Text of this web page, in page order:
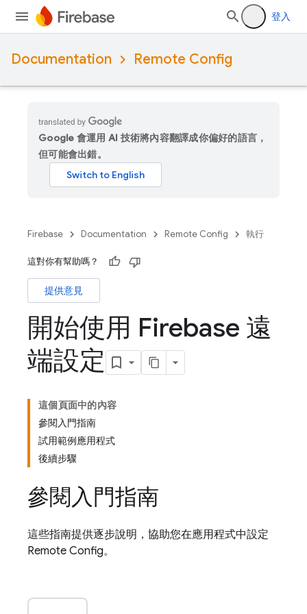
登入
Documentation Remote Config
Google 會運用 AI 技術將內容翻譯成你偏好的語言，
但可能會出錯。
Firebase Documentation Remote Config 執行
這對你有幫助嗎？
提供意見
開始使用 Firebase 遠
端設定
這個頁面中的內容
參閱入門指南
試用範例應用程式
後續步驟
參閱入門指南
這些指南提供逐步說明，協助您在應用程式中設定
Remote Config。